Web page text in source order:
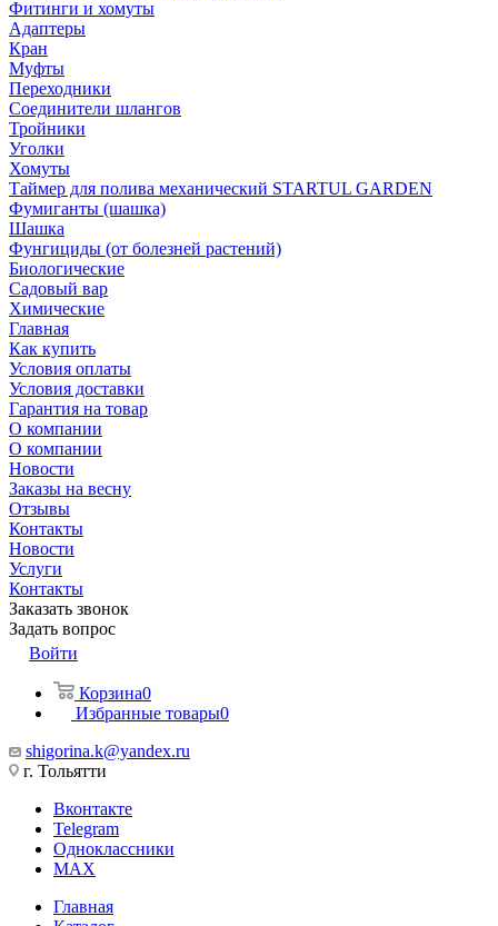
Фитинги и хомуты
Адаптеры
Кран
Муфты
Переходники
Соединители шлангов
Тройники
Уголки
Хомуты
Таймер для полива механический STARTUL GARDEN
Фумиганты (шашка)
Шашка
Фунгициды (от болезней растений)
Биологические
Садовый вар
Химические
Главная
Как купить
Условия оплаты
Условия доставки
Гарантия на товар
О компании
О компании
Новости
Заказы на весну
Отзывы
Контакты
Новости
Услуги
Контакты
Заказать звонок
Задать вопрос
Войти
Корзина0
Избранные товары0
shigorina.k@yandex.ru
г. Тольятти
Вконтакте
Telegram
Одноклассники
MAX
Главная